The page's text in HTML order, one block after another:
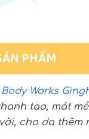
PHẨM
Works
tao, mát
cho da thêm